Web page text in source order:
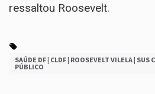
ressaltou Roosevelt.
SAÚDE DF | CLDF | ROOSEVELT VILELA |
PÚBLICO